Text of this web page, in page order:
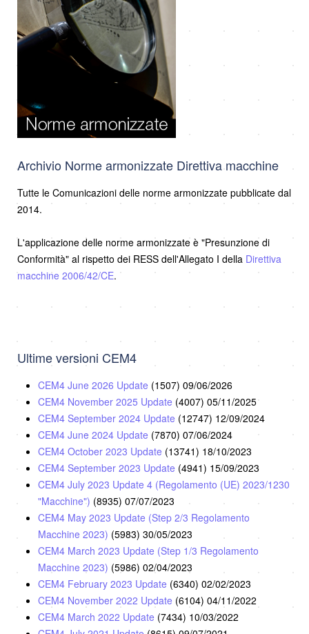
Archivio Norme armonizzate Direttiva macchine
Tutte le Comunicazioni delle norme armonizzate pubblicate dal
2014.
L'applicazione delle norme armonizzate è "Presunzione di
Conformità" al rispetto dei RESS dell'Allegato I della Direttiva
macchine 2006/42/CE.
Ultime versioni CEM4
CEM4 June 2026 Update (1507) 09/06/2026
CEM4 November 2025 Update (4007) 05/11/2025
CEM4 September 2024 Update (12747) 12/09/2024
CEM4 June 2024 Update (7870) 07/06/2024
CEM4 October 2023 Update (13741) 18/10/2023
CEM4 September 2023 Update (4941) 15/09/2023
CEM4 July 2023 Update 4 (Regolamento (UE) 2023/1230
"Macchine") (8935) 07/07/2023
CEM4 May 2023 Update (Step 2/3 Regolamento
Macchine 2023) (5983) 30/05/2023
CEM4 March 2023 Update (Step 1/3 Regolamento
Macchine 2023) (5986) 02/04/2023
CEM4 February 2023 Update (6340) 02/02/2023
CEM4 November 2022 Update (6104) 04/11/2022
CEM4 March 2022 Update (7434) 10/03/2022